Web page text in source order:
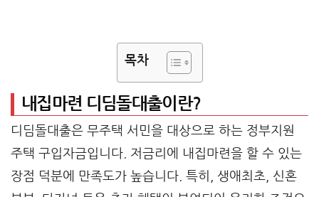
목차
내집마련 디딤돌대출이란?
디딤돌대출은 무주택 서민을 대상으로 하는 정부지원
주택 구입자금입니다. 저금리에 내집마련을 할 수 있는
장점 덕분에 만족도가 높습니다. 특히, 생애최초, 신혼